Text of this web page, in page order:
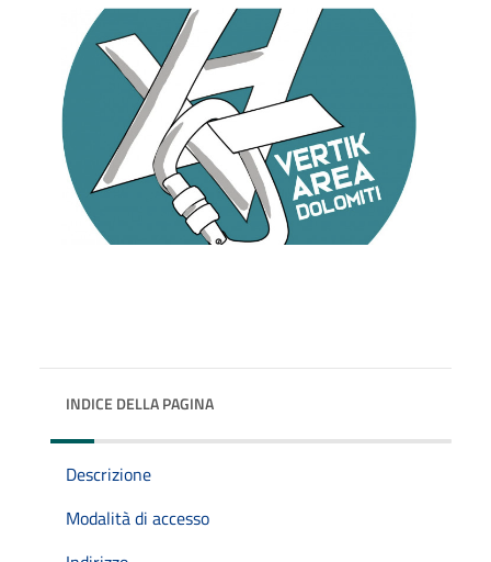
INDICE DELLA PAGINA
Descrizione
Modalità di accesso